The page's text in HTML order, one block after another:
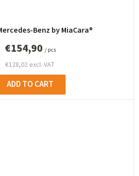
Benz by MiaCara®
€128,02 excl. VAT
€154,90 / pcs
ADD TO CART